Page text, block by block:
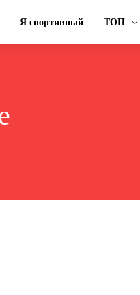
Я спортивный ТОП